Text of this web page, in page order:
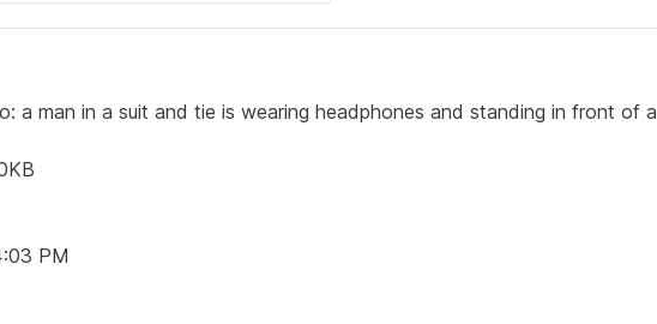
a man in a suit and tie is wearing headphones and standing in front of a
PM